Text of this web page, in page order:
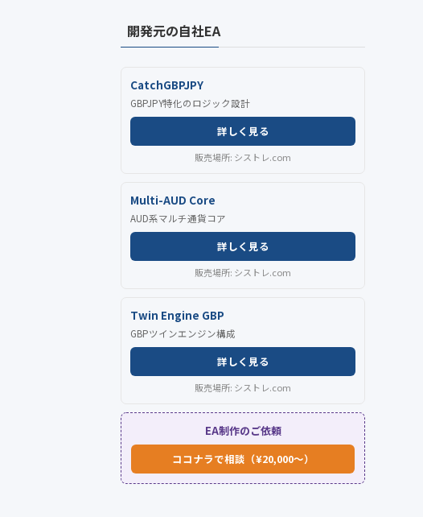
開発元の自社EA
CatchGBPJPY
GBPJPY特化のロジック設計
詳しく見る
販売場所: シストレ.com
Multi-AUD Core
AUD系マルチ通貨コア
詳しく見る
販売場所: シストレ.com
Twin Engine GBP
GBPツインエンジン構成
詳しく見る
販売場所: シストレ.com
EA制作のご依頼
ココナラで相談（¥20,000〜）